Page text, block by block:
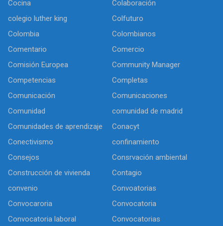
Cocina
Colaboración
colegio luther king
Colfuturo
Colombia
Colombianos
Comentario
Comercio
Comisión Europea
Community Manager
Competencias
Completas
Comunicación
Comunicaciones
Comunidad
comunidad de madrid
Comunidades de aprendizaje
Conacyt
Conectivismo
confinamiento
Consejos
Consrvación ambiental
Construcción de vivienda
Contagio
convenio
Convoatorias
Convocaroria
Convocatoria
Convocatoria laboral
Convocatorias